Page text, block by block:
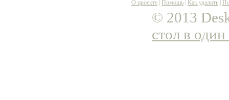
О проекте Помощь Как удалить
© 2013
стол в